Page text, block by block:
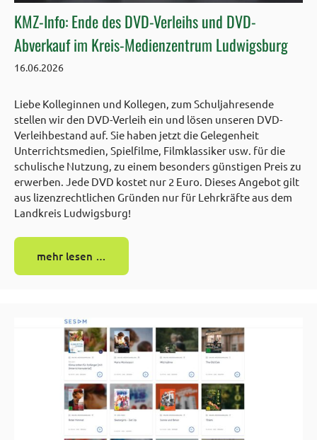
KMZ-Info: Ende des DVD-Verleihs und DVD-
Abverkauf im Kreis-Medienzentrum Ludwigsburg
16.06.2026
Liebe Kolleginnen und Kollegen, zum Schuljahresende
stellen wir den DVD-Verleih ein und lösen unseren DVD-
Verleihbestand auf. Sie haben jetzt die Gelegenheit
Unterrichtsmedien, Spielfilme, Filmklassiker usw. für die
schulische Nutzung, zu einem besonders günstigen Preis zu
erwerben. Jede DVD kostet nur 2 Euro. Dieses Angebot gilt
aus lizenzrechtlichen Gründen nur für Lehrkräfte aus dem
Landkreis Ludwigsburg!
mehr lesen …